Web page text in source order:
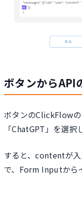
ボタンからAPI
ボタンのClickFlow
「ChatGPT」を選択
すると、contentが
で、Form Inputから